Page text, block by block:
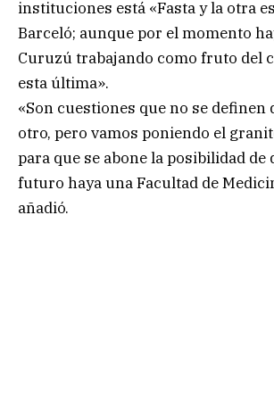
instituciones está «Fasta y la otra
Barceló; aunque por el momento
Curuzú trabajando como fruto del
esta última».
«Son cuestiones que no se definen
otro, pero vamos poniendo el
para que se abone la posibilidad de
futuro haya una Facultad de
añadió.